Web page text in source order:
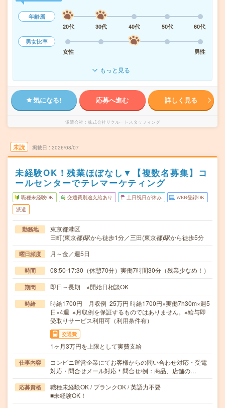
年齢層
20代
30代 40代 50代
60代
男女比率
女性
男性
もっと見る
気になる! 応募へ進む 詳しく見る
派遣会社 株式会社リクルートスタッフィング
未読 掲載日 2026/08/07
未経験OK！残業ほぼなし▼【複数名募集】コ
ールセンターでテレマーケティング
職種未経験OK 交通費別途支給あり 土日祝日が休み WEB登録OK
派遣
勤務地
東京都港区
田町(東京都)駅から徒歩1分／三田(東京都)駅から徒歩5分
曜日頻度 月～金／週5日
時間 08:50-17:30（休憩70分）実働7時間30分（残業少なめ！）
期間 即日～長期 ※開始日相談OK
時給
時給1700円 月収例 25万円 時給1700円×実働7h30m×週5
日×4週 ※月収例を保証するものではありません。※給与即
受取りサービス利用可（利用条件有）
交通費
1ヶ月3万円を上限として実費支給
仕事内容
コンビニ運営企業にてお客様からの問い合わせ対応・受電
対応・問合せメール対応＊問合せ/例：商品、店舗の…
応募資格
職種未経験OK / ブランクOK / 英語力不要
■未経験OK！